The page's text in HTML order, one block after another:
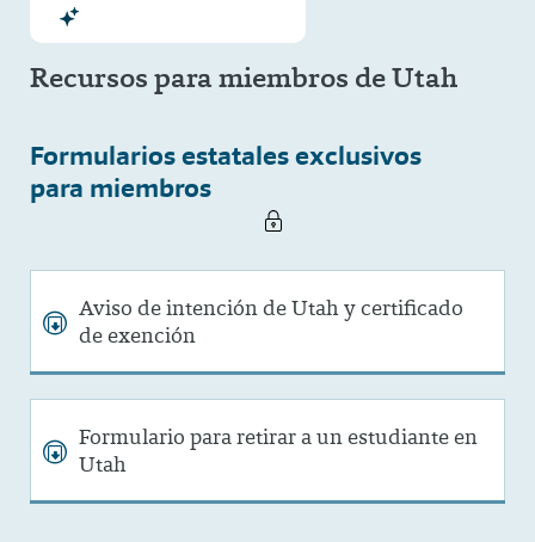
Recursos para miembros de Utah
Formularios estatales exclusivos
para miembros
Aviso de intención de Utah y certificado
de exención
Formulario para retirar a un estudiante en
Utah